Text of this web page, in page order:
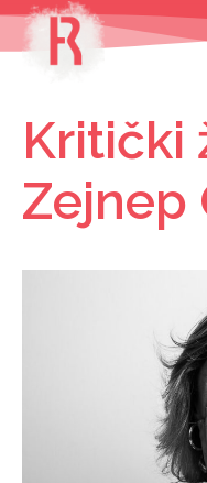
Skip
content
MENU
Kritički
Zejnep